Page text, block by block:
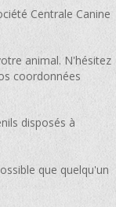
Centrale Canine
animal. N'hésitez
coordonnées
disposés à
que quelqu'un